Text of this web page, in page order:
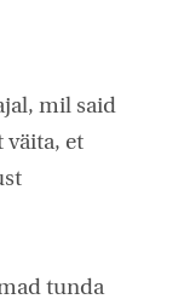
mil said
väita, et
tunda